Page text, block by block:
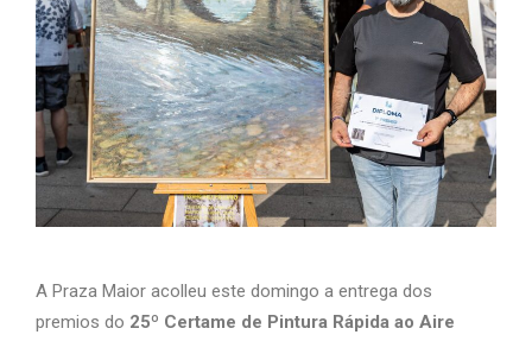
A Praza Maior acolleu este domingo a entrega dos
premios do 25º Certame de Pintura Rápida ao Aire